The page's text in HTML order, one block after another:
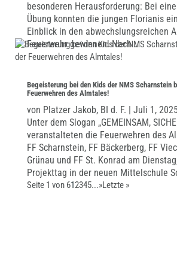
besonderen Herausforderung: Bei
Übung konnten die jungen Florianis
Einblick in den abwechslungsreichen
Feuerwehr gewinnen. Nach...
Begeisterung bei den Kids der NMS Scharnstein
Feuerwehren des Almtales!
von Platzer Jakob, BI d. F. | Juli 1,
Unter dem Slogan „GEMEINSAM,
veranstalteten die Feuerwehren des
FF Scharnstein, FF Bäckerberg, FF
Grünau und FF St. Konrad am
Projekttag in der neuen Mittelschule
Seite 1 von 612345...»Letzte »